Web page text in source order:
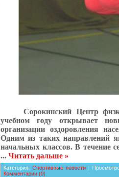
Сорокинский Центр
учебном году открывает
организации оздоровления
Одним из таких направлений
начальных классов. В течение
... Читать дальше »
Категория: Спортивные новости |
Комментарии (0)